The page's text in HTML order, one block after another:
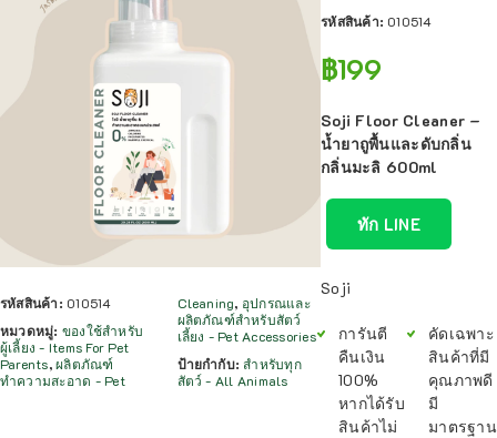
รหัสสินค้า: 010514
หมวดหมู่: ของใช้สำหรับ
ผู้เลี้ยง - Items For Pet
Parents,ผลิตภัณฑ์
ทำความสะอาด - Pet
Cleaning, อุปกรณและ
ผลิตภัณฑ์สำหรับสัตว์
เลี้ยง - Pet Accessories
ป้ายกำกับ:สำหรับทุก
สัตว์ - All Animals
รหัสสินค้า: 010514
฿199
Soji Floor Cleaner –
น้ำยาถูพื้นและดับกลิ่น
กลิ่นมะลิ 600ml
ทัก LINE
Soji
การันตี
คืนเงิน
100%
หากได้รับ
สินค้าไม่
คัดเฉพาะ
สินค้าที่มี
คุณภาพดี
มี
มาตรฐาน